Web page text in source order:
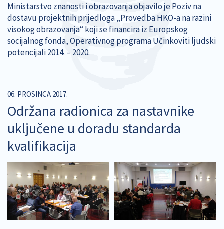
Ministarstvo znanosti i obrazovanja objavilo je Poziv na
dostavu projektnih prijedloga „Provedba HKO-a na razini
visokog obrazovanja“ koji se financira iz Europskog
socijalnog fonda, Operativnog programa Učinkoviti ljudski
potencijali 2014. – 2020.
06. PROSINCA 2017.
Održana radionica za nastavnike
uključene u doradu standarda
kvalifikacija